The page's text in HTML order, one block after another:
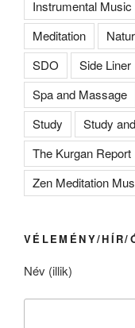
Instrumental Music
Meditation
SDO
Side Liner
Spa and Massage
Study
Study
The Kurgan Report
Zen Meditation
VÉLEMÉNY/HÍR/
Név (illik)